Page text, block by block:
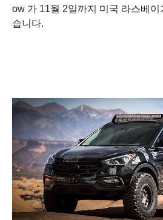
ow 가 11월 2일까지 미국 라스베이
습니다.